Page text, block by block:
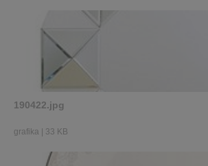
190422.jpg
grafika 33 KB